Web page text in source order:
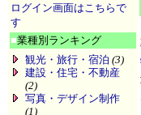
ログイン画面はこちらで
す
■業種別ランキング
観光・旅行・宿泊 (3)
建設・住宅・不動産
(2)
写真・デザイン制作
(1)